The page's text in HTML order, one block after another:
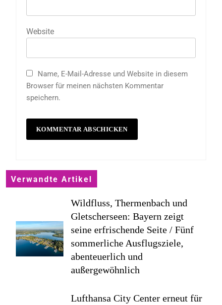
Website
Name, E-Mail-Adresse und Website in diesem
Browser für meinen nächsten Kommentar
speichern.
Verwandte Artikel
Wildfluss, Thermenbach und
Gletscherseen: Bayern zeigt
seine erfrischende Seite / Fünf
sommerliche Ausflugsziele,
abenteuerlich und
außergewöhnlich
Lufthansa City Center erneut für